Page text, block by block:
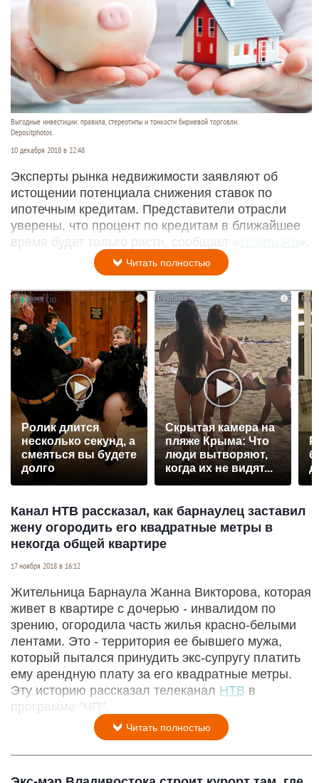
Выгодные инвестиции: правила, стереотипы и тонкости биржевой торговли.
Depositphotos.
10 декабря 2018 в 22:48
Эксперты рынка недвижимости заявляют об
истощении потенциала снижения ставок по
ипотечным кредитам. Представители отрасли
уверены, что процент по кредитам в ближайшее
время будет только расти, сообщает « Газета.Ru ».
Читать полностью
Ролик длится
несколько секунд, а
смеяться вы будете
долго
i
Скрытая камера на
пляже Крыма: Что
люди вытворяют,
когда их не видят...
Канал НТВ рассказал, как барнаулец заставил
жену огородить его квадратные метры в
некогда общей квартире
17 ноября 2018 в 16:12
Жительница Барнаула Жанна Викторова, которая
живет в квартире с дочерью - инвалидом по
зрению, огородила часть жилья красно-белыми
лентами. Это - территория ее бывшего мужа,
который пытался принудить экс-супругу платить
ему арендную плату за его квадратные метры.
Эту историю рассказал телеканал НТВ в
программе "ЧП".
Читать полностью